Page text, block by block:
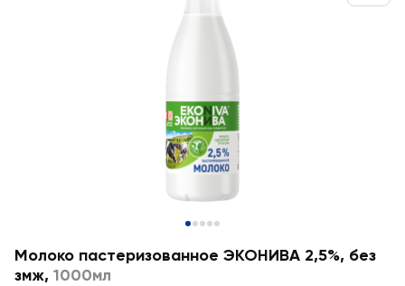
Молоко пастеризованное ЭКОНИВА 2,5%, без
змж, 1000мл